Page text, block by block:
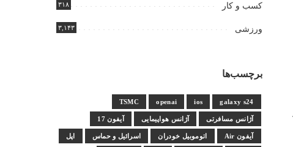
کسب و کار ۳۱۸
ورزشی ۳,۱۴۳
برچسب‌ها
galaxy s24
ios
openai
TSMC
آژانس مسافرتی آژانس هواپیمایی آیفون 17
آیفون Air اتوموبیل خودران اسرائیل و حماس اپل